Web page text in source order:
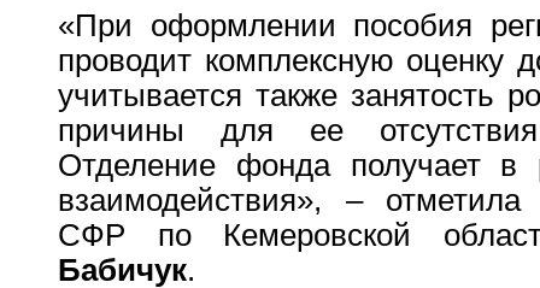
«При оформлении пособия
проводит комплексную оценку
учитывается также занятость
причины для ее
Отделение фонда получает в
взаимодействия», –
СФР по Кемеровской
Бабичук.